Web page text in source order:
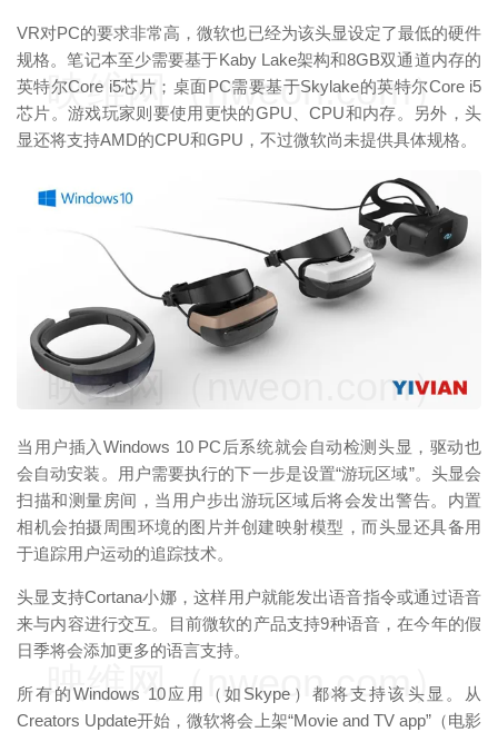
VR对PC的要求非常高，微软也已经为该头显设定了最低的硬件
规格。笔记本至少需要基于Kaby Lake架构和8GB双通道内存的
英特尔Core i5芯片；桌面PC需要基于Skylake的英特尔Core i5
芯片。游戏玩家则要使用更快的GPU、CPU和内存。另外，头
显还将支持AMD的CPU和GPU，不过微软尚未提供具体规格。
当用户插入Windows 10 PC后系统就会自动检测头显，驱动也
会自动安装。用户需要执行的下一步是设置“游玩区域”。头显会
扫描和测量房间，当用户步出游玩区域后将会发出警告。内置
相机会拍摄周围环境的图片并创建映射模型，而头显还具备用
于追踪用户运动的追踪技术。
头显支持Cortana小娜，这样用户就能发出语音指令或通过语音
来与内容进行交互。目前微软的产品支持9种语音，在今年的假
日季将会添加更多的语言支持。
所有的Windows 10应用（如Skype）都将支持该头显。从
Creators Update开始，微软将会上架“Movie and TV app”（电影
映维网（nweon.com）
映维网（nweon.com）
映维网（nweon.com）